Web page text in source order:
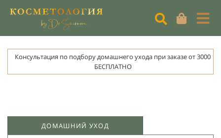
Консультация по подбору домашнего ухода при заказе от 3000
БЕСПЛАТНО
ДОМАШНИЙ УХОД